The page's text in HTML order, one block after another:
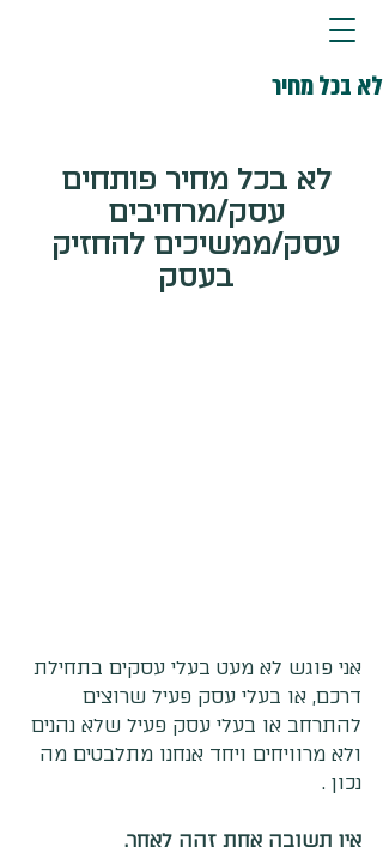
לא בכל מחיר
לא בכל מחיר פותחים
עסק/מרחיבים
עסק/ממשיכים להחזיק
בעסק
אני פוגש לא מעט בעלי עסקים בתחילת
דרכם, או בעלי עסק פעיל שרוצים
להתרחב או בעלי עסק פעיל שלא נהנים
ולא מרוויחים ויחד אנחנו מתלבטים מה
נכון .
אין תשובה אחת זהה לאחר.